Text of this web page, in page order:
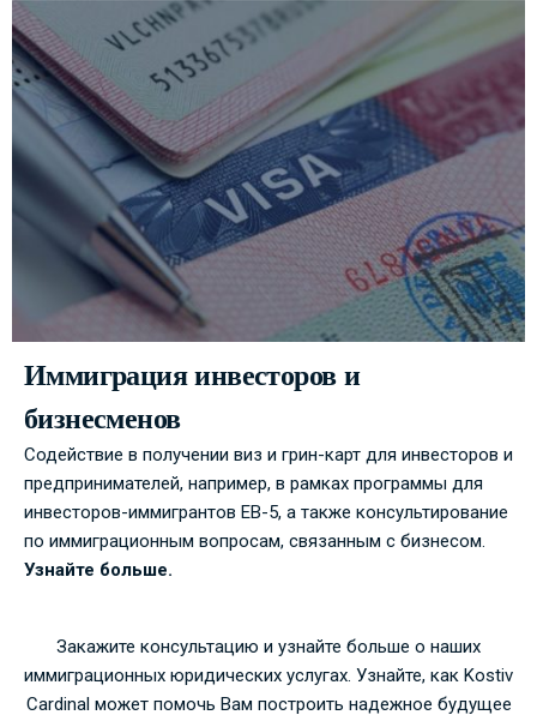
Иммиграция инвесторов и
бизнесменов
Содействие в получении виз и грин-карт для инвесторов и
предпринимателей, например, в рамках программы для
инвесторов-иммигрантов EB-5, а также консультирование
по иммиграционным вопросам, связанным с бизнесом.
Узнайте больше.
Закажите консультацию и узнайте больше о наших
иммиграционных юридических услугах. Узнайте, как Kostiv
Cardinal может помочь Вам построить надежное будущее